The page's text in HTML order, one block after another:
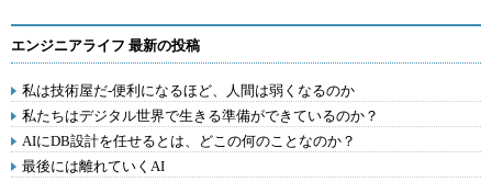
エンジニアライフ 最新の投稿
私は技術屋だ-便利になるほど、人間は弱くなるのか
私たちはデジタル世界で生きる準備ができているのか？
AIにDB設計を任せるとは、どこの何のことなのか？
最後には離れていくAI